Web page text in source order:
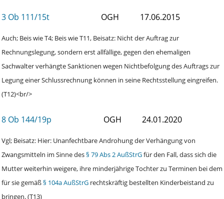
3 Ob 111/15t OGH 17.06.2015
Auch; Beis wie T4; Beis wie T11, Beisatz: Nicht der Auftrag zur
Rechnungslegung, sondern erst allfällige, gegen den ehemaligen
Sachwalter verhängte Sanktionen wegen Nichtbefolgung des Auftrags zur
Legung einer Schlussrechnung können in seine Rechtsstellung eingreifen.
(T12)<br/>
8 Ob 144/19p OGH 24.01.2020
Vgl; Beisatz: Hier: Unanfechtbare Androhung der Verhängung von
Zwangsmitteln im Sinne des§ 79 Abs 2 AußStrGfür den Fall, dass sich die
Mutter weiterhin weigere, ihre minderjährige Tochter zu Terminen bei dem
für sie gemäß§ 104a AußStrG rechtskräftig bestellten Kinderbeistand zu
bringen. (T13)